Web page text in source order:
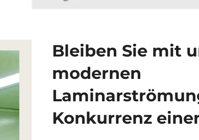
Bleiben Sie mit
modernen
Konkurrenz